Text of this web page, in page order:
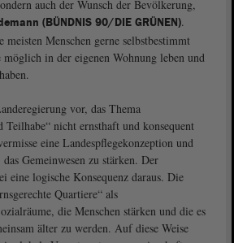
auch der Wunsch der Bevölkerung,
(BÜNDNIS 90/DIE GRÜNEN).
Menschen gerne selbstbestimmt
in der eigenen Wohnung leben und
vor, das Thema
Teilhabe“ nicht ernsthaft und konsequent
eine Landespflegekonzeption und
Gemeinwesen zu stärken. Der
eine logische Konsequenz daraus. Die
Quartiere“ als
die Menschen stärken und die es
älter zu werden. Auf diese Weise